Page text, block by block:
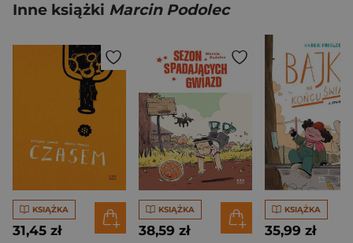
Inne książki Marcin Podolec
KSIĄŻKA
31,45 zł
KSIĄŻKA
38,59 zł
KSIĄŻKA
35,99 zł